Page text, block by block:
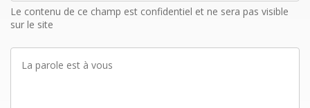
mail
Le contenu de ce champ est confidentiel et ne sera pas visible
sur le site
parole